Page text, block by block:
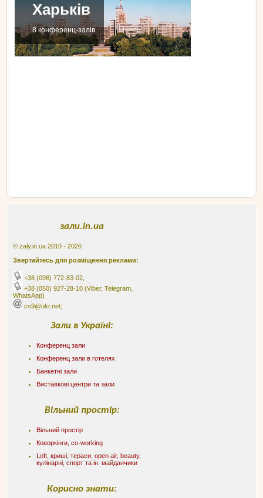
Харьків
8 конференц-залів
зали.in.ua
© zaly.in.ua 2010 - 2026
Звертайтесь для розміщення реклами:
+38 (098) 772-83-02
+38 (050) 927-28-10 (Viber, Telegram,
WhatsApp)
cs9@ukr.net;
Зали в Україні:
Конференц зали
Конференц зали в готелях
Банкетні зали
Виставкові центри та зали
Вільний простір:
Вільний простір
Коворкінги, co-working
Loft, криші, тераси, оpen air, beauty,
кулінарні, спорт та ін. майданчики
Корисно знати: